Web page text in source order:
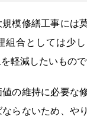
模修繕工事には
組合としては少
軽減したいもので
値の維持に必要な
らないため、や